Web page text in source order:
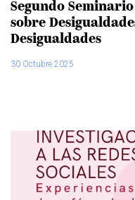
Segundo
sobre
Desigualdades
30 Octubre 2025